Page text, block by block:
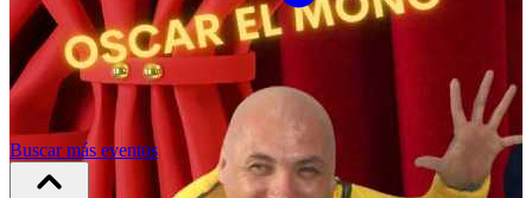
Buscar más eventos